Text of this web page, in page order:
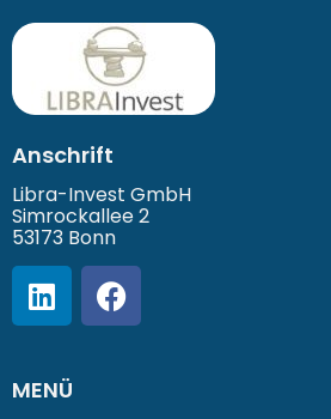
Anschrift
Libra-Invest GmbH
Simrockallee 2
53173 Bonn
MENÜ